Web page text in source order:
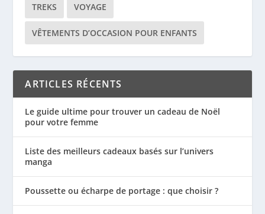
TREKS VOYAGE
VÊTEMENTS D’OCCASION POUR ENFANTS
ARTICLES RÉCENTS
Le guide ultime pour trouver un cadeau de Noël
pour votre femme
Liste des meilleurs cadeaux basés sur l’univers
manga
Poussette ou écharpe de portage : que choisir ?